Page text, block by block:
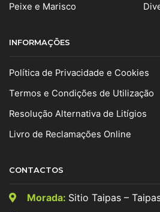
Peixe e Marisco
INFORMAÇÕES
Política de Privacidade e Cookies
Termos e Condições de Utilização
Resolução Alternativa de Litígios
Livro de Reclamações Online
CONTACTOS
Morada: Sitio Taipas –